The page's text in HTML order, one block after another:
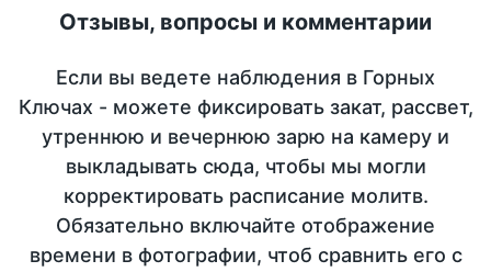
Отзывы, вопросы и комментарии
Если вы ведете наблюдения в Горных
Ключах - можете фиксировать закат, рассвет,
утреннюю и вечернюю зарю на камеру и
выкладывать сюда, чтобы мы могли
корректировать расписание молитв.
Обязательно включайте отображение
времени в фотографии, чтоб сравнить его с